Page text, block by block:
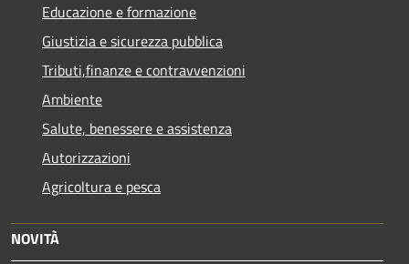
Educazione e formazione
Giustizia e sicurezza pubblica
Tributi,finanze e contravvenzioni
Ambiente
Salute, benessere e assistenza
Autorizzazioni
Agricoltura e pesca
NOVITÀ